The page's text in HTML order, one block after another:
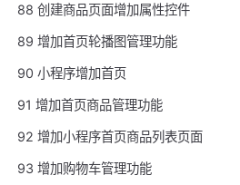
88 创建商品页面增加属性控件
89 增加首页轮播图管理功能
90 小程序增加首页
91 增加首页商品管理功能
92 增加小程序首页商品列表页面
93 增加购物车管理功能